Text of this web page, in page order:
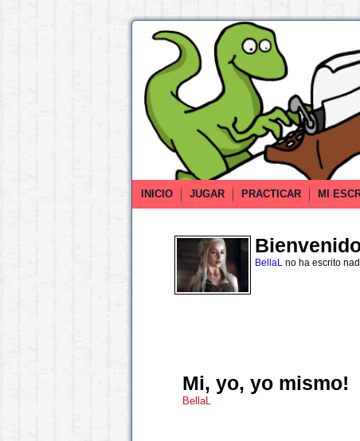
INICIO JUGAR PRACTICAR MI
BellaLno ha escrito
Mi, yo, yo mismo!
BellaL